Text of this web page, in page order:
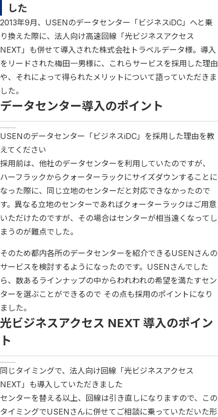
した
2013年9月、USENのデータセンター「ビジネスiDC」へと乗
り換えた際に、法人向け高速回線「光ビジネスアクセス
NEXT」も併せて導入された株式会社トラベルデータ様。導入
をリードされた梅田一男様に、これらサービスを採用した理由
や、それによって得られたメリットについて語っていただきま
した。
データセンター導入のポイント
USENのデータセンター「ビジネスiDC」を採用した理由を教
えてください
採用前は、他社のデータセンターを利用していたのですが、
ハーフラックからクォーターラックにサイズダウンすることに
なった際に、同じ立地のセンターだと対応できなかったので
す。異なる立地のセンターであればクォーターラックはご用意
いただけたのですが、その場合はセンターが相当遠くなってし
まうのが難点でした。
そのため都内各所のデータセンターを紹介できるUSENさんの
サービスを検討するようになったのです。USENさんでした
ら、数あるラインナップの中からわれわれの希望を満たすセン
ターを選ぶことができるので その点も採用のポイントになり
ました。
光ビジネスアクセス NEXT 導入のポイン
ト
同じタイミングで、法人向け回線「光ビジネスアクセス
NEXT」も導入していただきました
センターを替える以上、回線は引き直しになりますので、この
タイミングでUSENさんに併せてご相談に乗っていただいた形